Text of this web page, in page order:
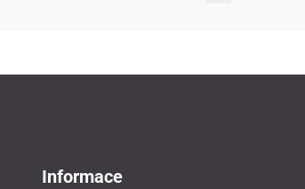
Informace